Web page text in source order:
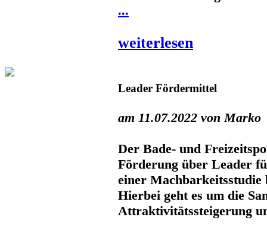
...
weiterlesen
Leader Fördermittel
am 11.07.2022 von Marko
Der Bade- und
Förderung über Leader
einer Machbarkeitsstudie
Hierbei geht es um die
Attraktivitätssteigerung